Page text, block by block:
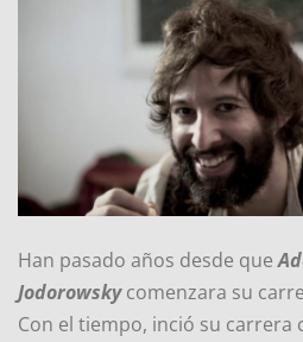
Han pasado años desde que
Jodorowskycomenzara su
Con el tiempo, inció su carrera